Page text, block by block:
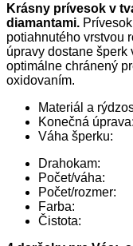
Krásny prívesok v
diamantami.
potiahnutého vrstvou
úpravy dostane šperk
optimálne chránený
oxidovaním.
Materiál a
Konečná
Váha
Počet/váha:
Počet/
Farba:
Čistota: